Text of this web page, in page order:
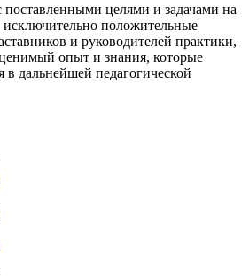
поставленными целями и задачами на
положительные
и руководителей практики,
опыт и знания, которые
в дальнейшей педагогической